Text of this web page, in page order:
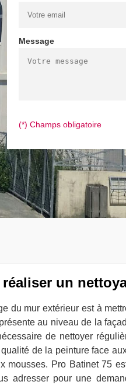
Message
(*) Champs obligatoire
un
du mur extérieur est à
au niveau de la
de nettoyer
de la peinture face
mousses. Pro Batinet 75
adresser pour une